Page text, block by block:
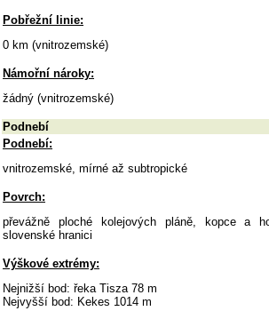
Pobřežní linie:
0 km (vnitrozemské)
Námořní nároky:
žádný (vnitrozemské)
Podnebí
Podnebí:
vnitrozemské, mírné až subtropické
Povrch:
převážně ploché kolejových pláně, kopce a
slovenské hranici
Výškové extrémy:
Nejnižší bod: řeka Tisza 78 m
Nejvyšší bod: Kekes 1014 m